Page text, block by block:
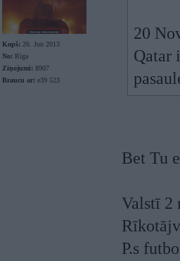
Kopš: 26. Jun 2013
No: Rīga
Ziņojumi: 8907
Braucu ar: e39 523
20
Qatar
Bet Tu
Valstī 2
P.s